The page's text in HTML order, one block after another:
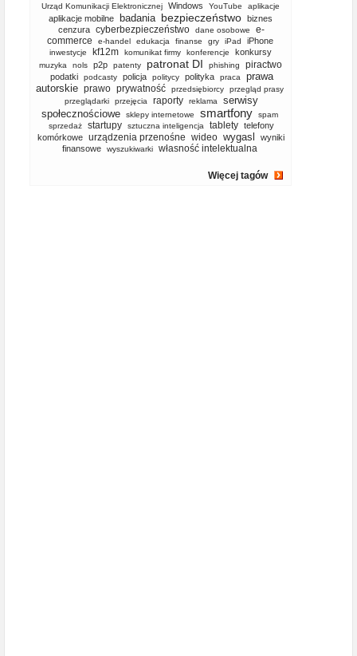
Urząd Komunikacji Elektronicznej Windows YouTube aplikacje
aplikacje mobilne badania bezpieczeństwo biznes
cenzura cyberbezpieczeństwo dane osobowe
e-
commerce
e-handel edukacja finanse gry iPad iPhone
inwestycje kf12m komunikat firmy konferencje konkursy
muzyka nols p2p patenty patronat DI phishing piractwo
podatki podcasty policja politycy polityka praca
prawa
autorskie prawo prywatność przedsiębiorcy
przegląd prasy
przeglądarki
przejęcia raporty reklama
serwisy
społecznościowe
sklepy internetowe smartfony
spam
sprzedaż
startupy sztuczna inteligencja tablety telefony
komórkowe
urządzenia przenośne wideo wygasl
wyniki
finansowe
wyszukiwarki własność intelektualna
Więcej tagów